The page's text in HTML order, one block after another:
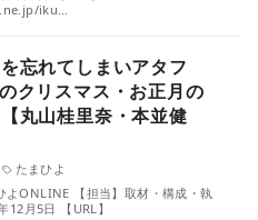
iku…
忘れてしまいアタフ
クリスマス・お正月の
丸山桂里奈・本並健
たまひよ
よONLINE 【担当】取材・構成・執
12月5日 【URL】